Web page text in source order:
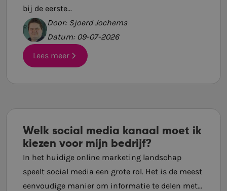
bij de eerste...
Door: Sjoerd Jochems
Datum: 09-07-2026
Lees meer
Welk social media kanaal moet ik
kiezen voor mijn bedrijf?
In het huidige online marketing landschap
speelt social media een grote rol. Het is de meest
eenvoudige manier om informatie te delen met...